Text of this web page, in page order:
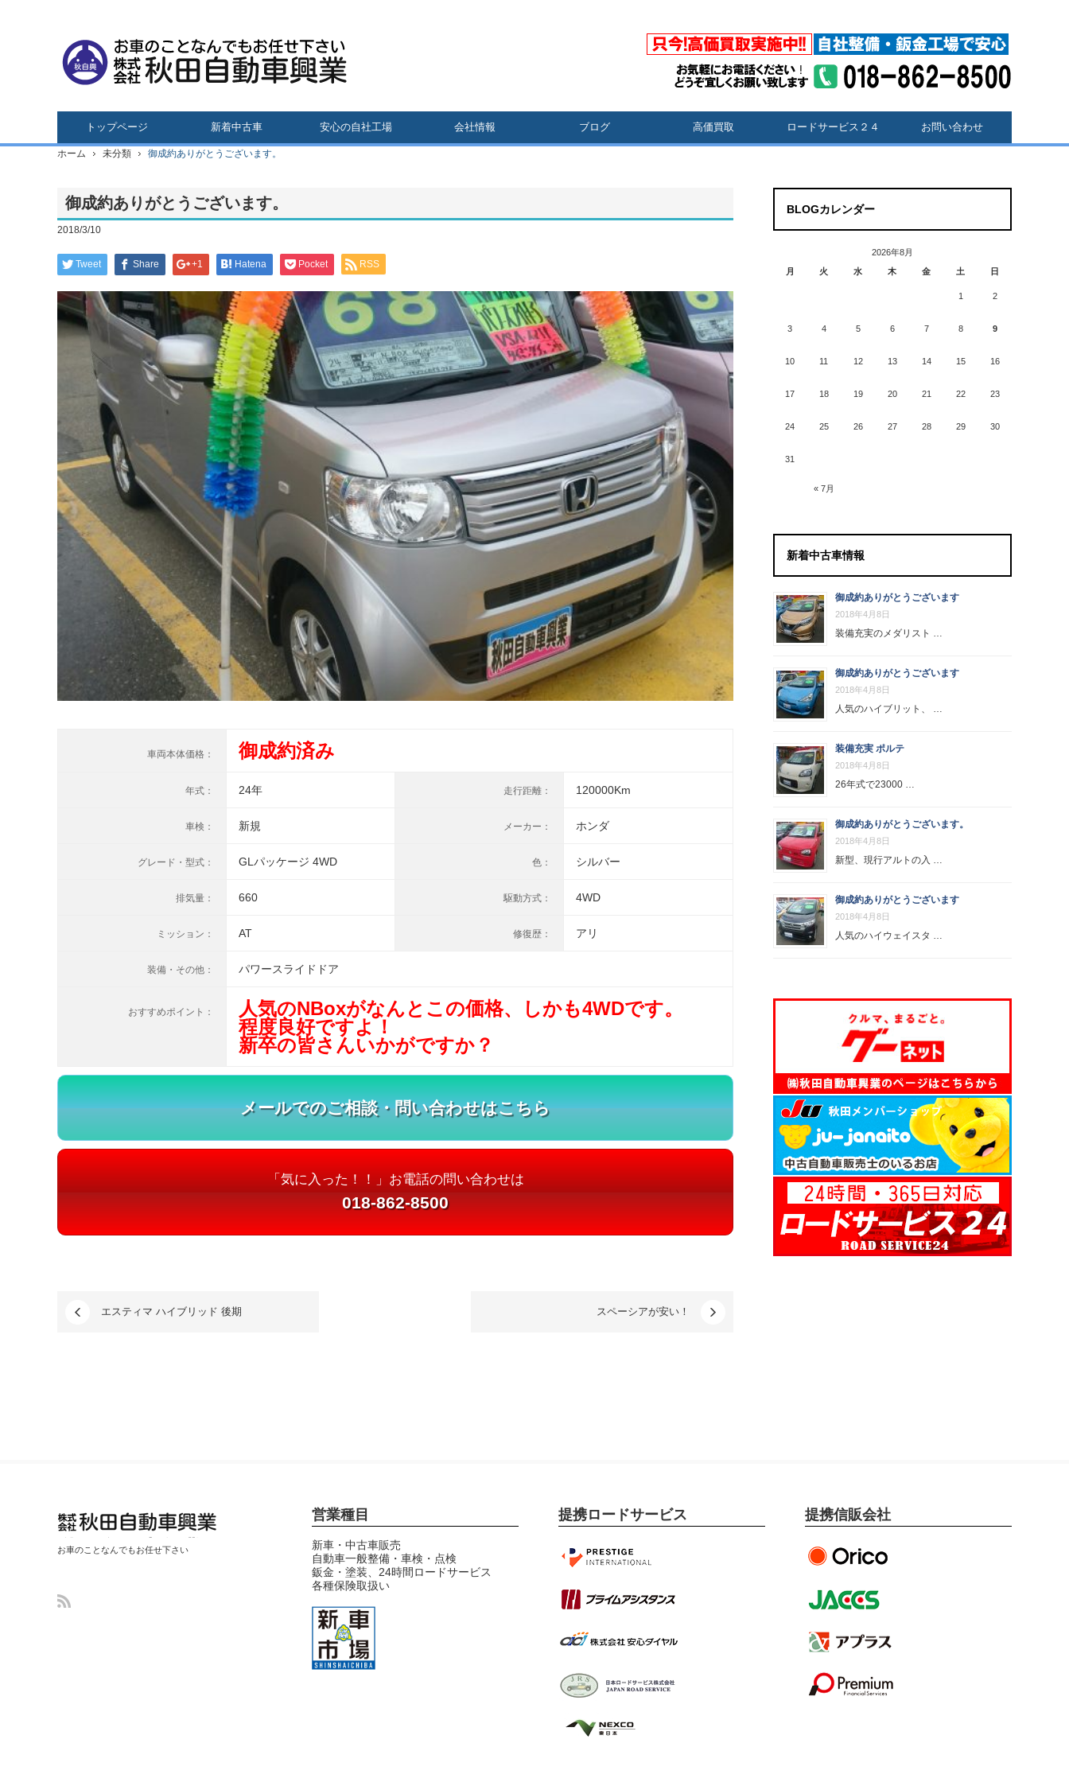
トップページ 新着中古車 安心の自社工場 会社情報 ブログ 高価買取 ロードサービス２４ お問い合わせ
ホーム 未分類 御成約ありがとうございます。
御成約ありがとうございます。
2018/3/10
Tweet Share +1 Hatena Pocket RSS
車両本体価格： 御成約済み
年式： 24年 走行距離： 120000Km
車検： 新規 メーカー： ホンダ
グレード・型式： GLパッケージ 4WD 色： シルバー
排気量： 660 駆動方式： 4WD
ミッション： AT 修復歴： アリ
装備・その他： パワースライドドア
おすすめポイント：
人気のNBoxがなんとこの価格、しかも4WDです。
程度良好ですよ！
新卒の皆さんいかがですか？
メールでのご相談・問い合わせはこちら
「気に入った！！」お電話の問い合わせは
018-862-8500
エスティマ ハイブリッド 後期 スペーシアが安い！
BLOGカレンダー
2026年8月
月
火 水 木 金 土 日
« 7月
1 2
3 4 5 6 7 8 9
10 11 12 13 14 15 16
17 18 19 20 21 22 23
24 25 26 27 28 29 30
31
新着中古車情報
御成約ありがとうございます
2018年4月8日
装備充実のメダリスト …
御成約ありがとうございます
2018年4月8日
人気のハイブリット、 …
装備充実 ポルテ
2018年4月8日
26年式で23000 …
御成約ありがとうございます。
2018年4月8日
新型、現行アルトの入 …
御成約ありがとうございます
2018年4月8日
人気のハイウェイスタ …
営業種目
新車・中古車販売
自動車一般整備・車検・点検
鈑金・塗装、24時間ロードサービス
各種保険取扱い
提携ロードサービス
ョナル提携
携
提携信販会社
ション提携
秋田自動車興業
鈑金塗装修理)
お車のことなんでもお任せ下さい